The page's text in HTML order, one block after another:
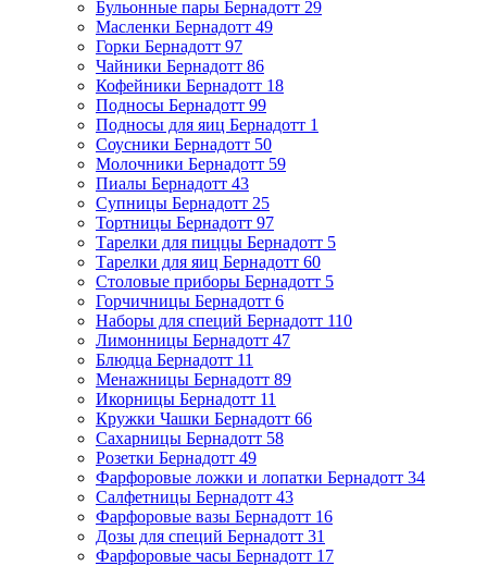
Бульонные пары Бернадотт 29
Масленки Бернадотт 49
Горки Бернадотт 97
Чайники Бернадотт 86
Кофейники Бернадотт 18
Подносы Бернадотт 99
Подносы для яиц Бернадотт 1
Соусники Бернадотт 50
Молочники Бернадотт 59
Пиалы Бернадотт 43
Супницы Бернадотт 25
Тортницы Бернадотт 97
Тарелки для пиццы Бернадотт 5
Тарелки для яиц Бернадотт 60
Столовые приборы Бернадотт 5
Горчичницы Бернадотт 6
Наборы для специй Бернадотт 110
Лимонницы Бернадотт 47
Блюдца Бернадотт 11
Менажницы Бернадотт 89
Икорницы Бернадотт 11
Кружки Чашки Бернадотт 66
Сахарницы Бернадотт 58
Розетки Бернадотт 49
Фарфоровые ложки и лопатки Бернадотт 34
Салфетницы Бернадотт 43
Фарфоровые вазы Бернадотт 16
Дозы для специй Бернадотт 31
Фарфоровые часы Бернадотт 17